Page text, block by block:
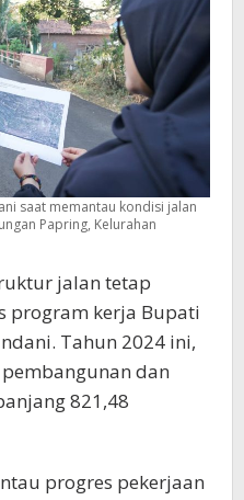
saat memantau kondisi jalan
Papring, Kelurahan
jalan tetap
program kerja Bupati
Tahun 2024 ini,
dan
821,48
progres pekerjaan